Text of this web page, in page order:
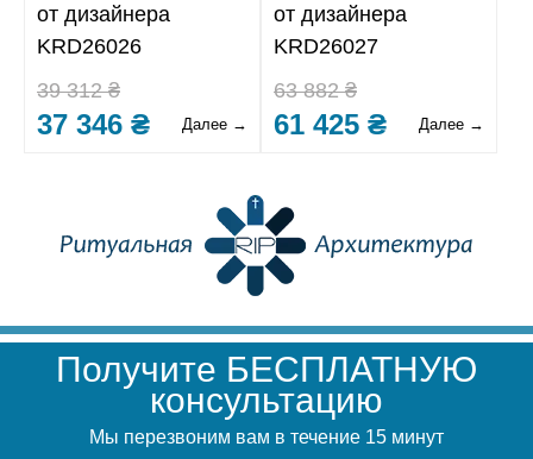
от дизайнера
KRD26026
39 312 ₴
37 346 ₴ Далее →
от дизайнера
KRD26027
63 882 ₴
61 425 ₴ Далее →
Получите БЕСПЛАТНУЮ
консультацию
Мы перезвоним вам в течение 15 минут